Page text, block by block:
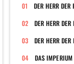
DER HERR
DER HERR
DAS